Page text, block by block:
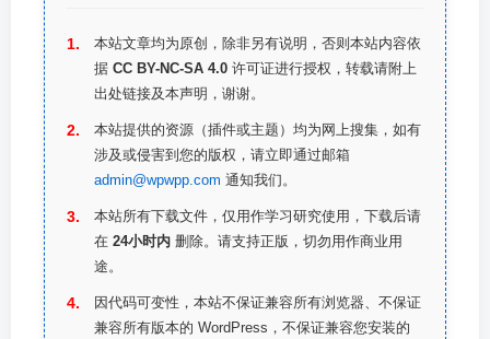
本站文章均为原创，除非另有说明，否则本站内容依
据 CC BY-NC-SA 4.0 许可证进行授权，转载请附上
出处链接及本声明，谢谢。
本站提供的资源（插件或主题）均为网上搜集，如有
涉及或侵害到您的版权，请立即通过邮箱
admin@wpwpp.com 通知我们。
本站所有下载文件，仅用作学习研究使用，下载后请
在 24小时内 删除。请支持正版，切勿用作商业用
途。
因代码可变性，本站不保证兼容所有浏览器、不保证
兼容所有版本的 WordPress，不保证兼容您安装的